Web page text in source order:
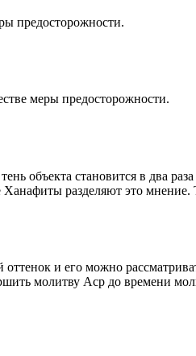
предосторожности.
меры предосторожности.
объекта становится в два
разделяют это
и его можно
молитву Аср до времени